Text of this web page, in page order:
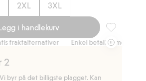
2XL 3XL
i handlekurv
Brieftruse
Enkel betaling med Vipps &
2
byr på det billigste plagget. Kan